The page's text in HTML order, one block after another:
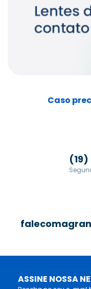
Caso
(19)
ASSINE NOSSA